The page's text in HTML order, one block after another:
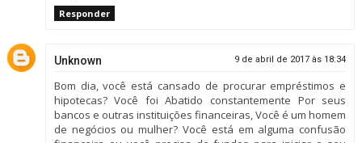
Responder
Unknown 9 de abril de 2017 às 18:34
Bom dia, você está cansado de procurar empréstimos e
hipotecas? Você foi Abatido constantemente Por seus
bancos e outras instituições financeiras, Você é um homem
de negócios ou mulher? Você está em alguma confusão